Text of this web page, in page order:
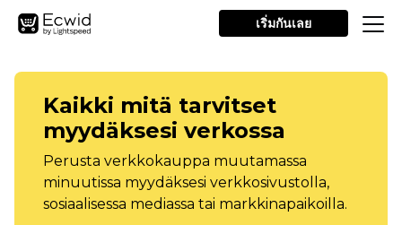
เริ่มกันเลย
Kaikki mitä tarvitset
myydäksesi verkossa
Perusta verkkokauppa muutamassa
minuutissa myydäksesi verkkosivustolla,
sosiaalisessa mediassa tai markkinapaikoilla.